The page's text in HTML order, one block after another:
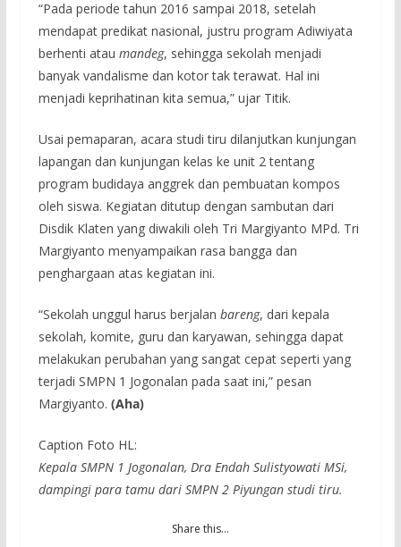
“Pada periode tahun 2016 sampai 2018, setelah
mendapat predikat nasional, justru program Adiwiyata
berhenti atau mandeg, sehingga sekolah menjadi
banyak vandalisme dan kotor tak terawat. Hal ini
menjadi keprihatinan kita semua,” ujar Titik.
Usai pemaparan, acara studi tiru dilanjutkan kunjungan
lapangan dan kunjungan kelas ke unit 2 tentang
program budidaya anggrek dan pembuatan kompos
oleh siswa. Kegiatan ditutup dengan sambutan dari
Disdik Klaten yang diwakili oleh Tri Margiyanto MPd. Tri
Margiyanto menyampaikan rasa bangga dan
penghargaan atas kegiatan ini.
“Sekolah unggul harus berjalan bareng, dari kepala
sekolah, komite, guru dan karyawan, sehingga dapat
melakukan perubahan yang sangat cepat seperti yang
terjadi SMPN 1 Jogonalan pada saat ini,” pesan
Margiyanto. (Aha)
Caption Foto HL:
Kepala SMPN 1 Jogonalan, Dra Endah Sulistyowati MSi,
dampingi para tamu dari SMPN 2 Piyungan studi tiru.
Share this…